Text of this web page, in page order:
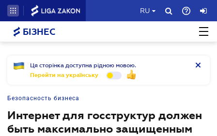
RU
БІЗНЕС
Ця сторінка доступна рідною мовою.
Перейти на українську
Безопасность бизнеса
Интернет для госструктур должен
быть максимально защищенным